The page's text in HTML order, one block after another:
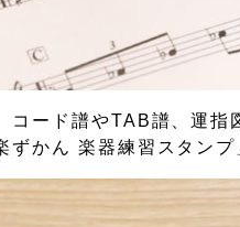
ード譜やTAB譜、運指
かん 楽器練習スタンプ